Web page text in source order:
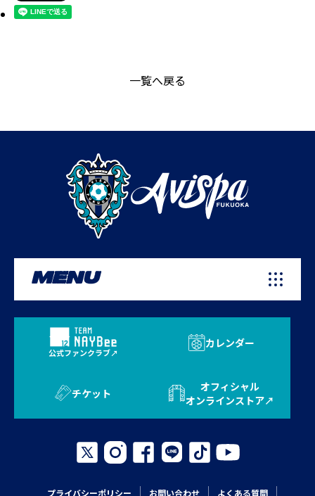
一覧へ戻る
MENU
公式ファンクラブ
カレンダー
チケット
オフィシャル
オンラインストア
プライバシーポリシー お問い合わせ よくある質問